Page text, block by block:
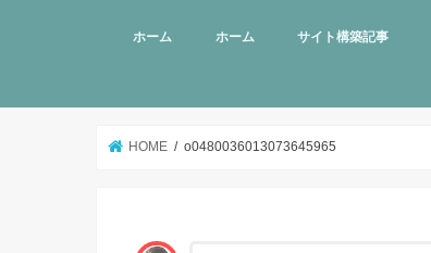
ホーム ホーム サイト構築記事
HOME o0480036013073645965